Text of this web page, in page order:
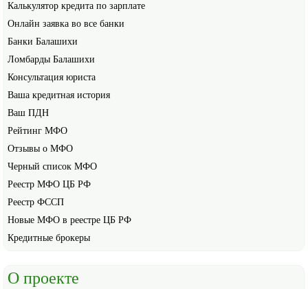
Калькулятор кредита по зарплате
Онлайн заявка во все банки
Банки Балашихи
Ломбарды Балашихи
Консультация юриста
Ваша кредитная история
Ваш ПДН
Рейтинг МФО
Отзывы о МФО
Черный список МФО
Реестр МФО ЦБ РФ
Реестр ФССП
Новые МФО в реестре ЦБ РФ
Кредитные брокеры
О проекте